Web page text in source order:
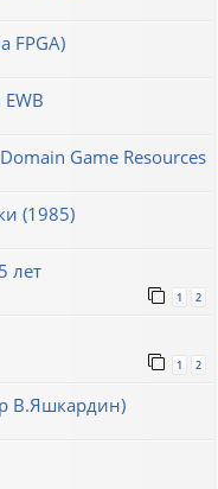
FPGA)
Game Resources
(1985)
лет
1 2
1 2
В.Яшкардин)